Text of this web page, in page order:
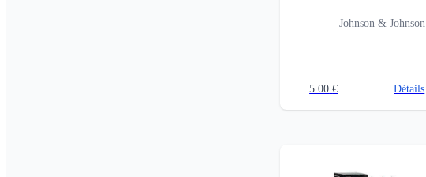
Johnson & Johnson
5.00 € Détails